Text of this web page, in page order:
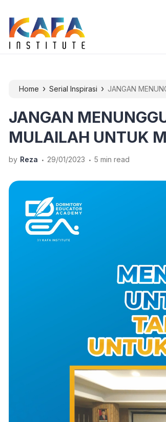
Home › Serial Inspirasi › JANGAN
JANGAN
MULAILAH UNTUK
by Reza . 29/01/2023 . 5 min read